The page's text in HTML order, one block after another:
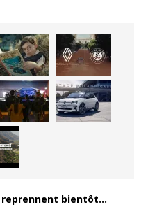
reprennent bientôt…